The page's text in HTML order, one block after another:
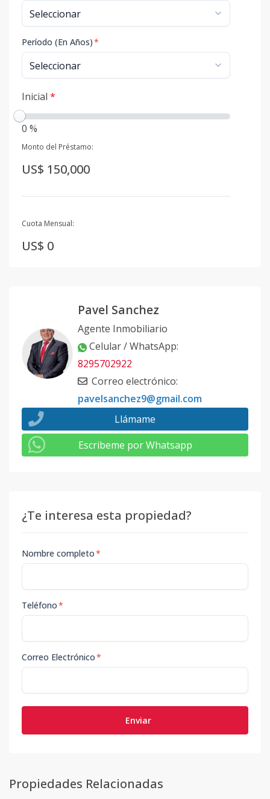
Período (En Años)*
Inicial *
0 %
Monto del Préstamo:
US$ 150,000
Cuota Mensual:
US$ 0
Pavel Sanchez
Agente Inmobiliario
Celular / WhatsApp:
8295702922
Correo electrónico:
pavelsanchez9@gmail.com
Llámame
Escribeme por Whatsapp
¿Te interesa esta propiedad?
Nombre completo*
Teléfono*
Correo Electrónico*
Enviar
Propiedades Relacionadas